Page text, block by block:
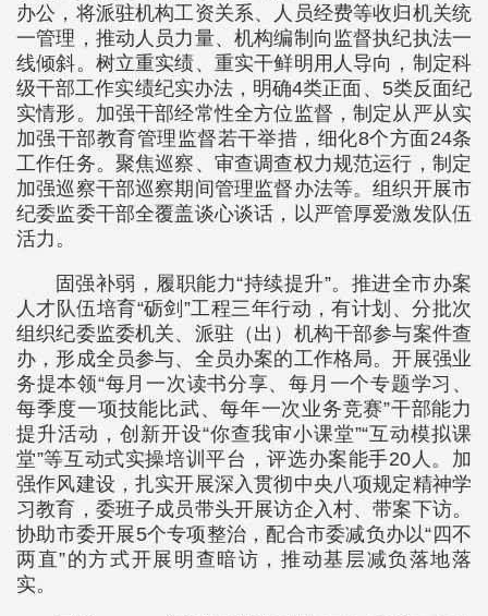
办公，将派驻机构工资关系、人员经费等收归机关统
一管理，推动人员力量、机构编制向监督执纪执法一
线倾斜。树立重实绩、重实干鲜明用人导向，制定科
级干部工作实绩纪实办法，明确4类正面、5类反面纪
实情形。加强干部经常性全方位监督，制定从严从实
加强干部教育管理监督若干举措，细化8个方面24条
工作任务。聚焦巡察、审查调查权力规范运行，制定
加强巡察干部巡察期间管理监督办法等。组织开展市
纪委监委干部全覆盖谈心谈话，以严管厚爱激发队伍
活力。
固强补弱，履职能力“持续提升”。推进全市办案
人才队伍培育“砺剑”工程三年行动，有计划、分批次
组织纪委监委机关、派驻（出）机构干部参与案件查
办，形成全员参与、全员办案的工作格局。开展强业
务提本领“每月一次读书分享、每月一个专题学习、
每季度一项技能比武、每年一次业务竞赛”干部能力
提升活动，创新开设“你查我审小课堂”“互动模拟课
堂”等互动式实操培训平台，评选办案能手20人。加
强作风建设，扎实开展深入贯彻中央八项规定精神学
习教育，委班子成员带头开展访企入村、带案下访。
协助市委开展5个专项整治，配合市委减负办以“四不
两直”的方式开展明查暗访，推动基层减负落地落
实。